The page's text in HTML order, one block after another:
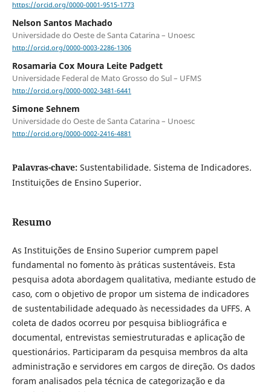
https://orcid.org/0000-0001-9515-1773
Nelson Santos Machado
Universidade do Oeste de Santa Catarina – Unoesc
http://orcid.org/0000-0003-2286-1306
Rosamaria Cox Moura Leite Padgett
Universidade Federal de Mato Grosso do Sul – UFMS
http://orcid.org/0000-0002-3481-6441
Simone Sehnem
Universidade do Oeste de Santa Catarina – Unoesc
http://orcid.org/0000-0002-2416-4881
Palavras-chave: Sustentabilidade. Sistema de Indicadores.
Instituições de Ensino Superior.
Resumo
As Instituições de Ensino Superior cumprem papel
fundamental no fomento às práticas sustentáveis. Esta
pesquisa adota abordagem qualitativa, mediante estudo de
caso, com o objetivo de propor um sistema de indicadores
de sustentabilidade adequado às necessidades da UFFS. A
coleta de dados ocorreu por pesquisa bibliográfica e
documental, entrevistas semiestruturadas e aplicação de
questionários. Participaram da pesquisa membros da alta
administração e servidores em cargos de direção. Os dados
foram analisados pela técnica de categorização e da